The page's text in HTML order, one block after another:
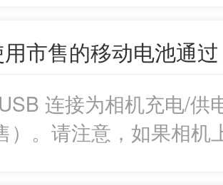
安装了上述操作系
Intel 处理器 - Apple
幕分辨率; 1,024x768
或更多 4. 支持机型
EOS 5DS R, EOS
件程序的更改 - 支持
R10 - 支持Windows
的更改 - 支持EOS R6
Ver 1.1.2或更
连接为相机充电/供
）。请注意，如果相